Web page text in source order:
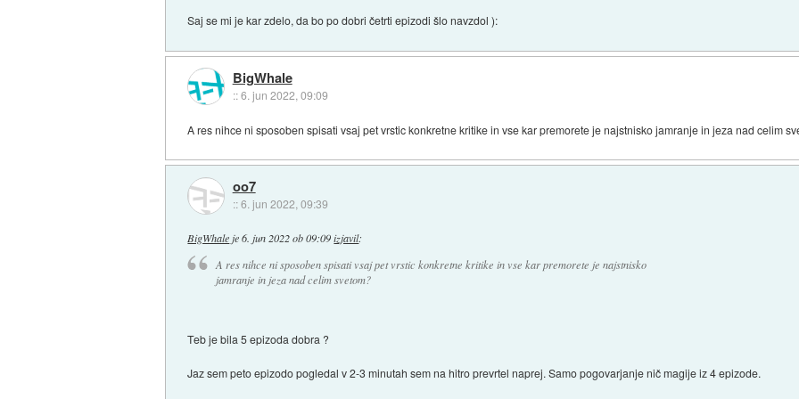
Saj se mi je kar zdelo, da bo po dobri četrti epizodi šlo navzdol ):
BigWhale
::6. jun 2022, 09:09
A res nihce ni sposoben spisati vsaj pet vrstic konkretne kritike in vse kar premorete je najstnisko jamranje in jeza nad celim
oo7
::6. jun 2022, 09:39
BigWhale je6. jun 2022 ob 09:09 izjavil:
A res nihce ni sposoben spisati vsaj pet vrstic konkretne kritike in vse kar premorete je najstnisko
jamranje in jeza nad celim svetom?
Teb je bila 5 epizoda dobra ?
Jaz sem peto epizodo pogledal v 2-3 minutah sem na hitro prevrtel naprej. Samo pogovarjanje nič magije iz 4 epizode.